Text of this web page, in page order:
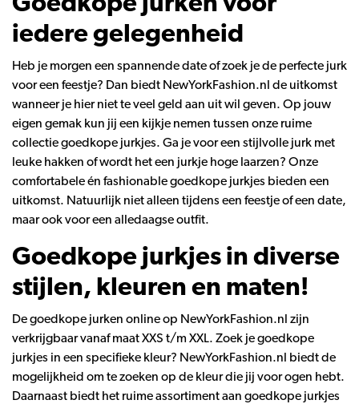
iedere gelegenheid
Heb je morgen een spannende date of zoek je de perfecte jurk
voor een feestje? Dan biedt NewYorkFashion.nl de uitkomst
wanneer je hier niet te veel geld aan uit wil geven. Op jouw
eigen gemak kun jij een kijkje nemen tussen onze ruime
collectie goedkope jurkjes. Ga je voor een stijlvolle jurk met
leuke hakken of wordt het een jurkje hoge laarzen? Onze
comfortabele én fashionable goedkope jurkjes bieden een
uitkomst. Natuurlijk niet alleen tijdens een feestje of een date,
maar ook voor een alledaagse outfit.
Goedkope jurkjes in diverse
stijlen, kleuren en maten!
De goedkope jurken online op NewYorkFashion.nl zijn
verkrijgbaar vanaf maat XXS t/m XXL. Zoek je goedkope
jurkjes in een specifieke kleur? NewYorkFashion.nl biedt de
mogelijkheid om te zoeken op de kleur die jij voor ogen hebt.
Daarnaast biedt het ruime assortiment aan goedkope jurkjes